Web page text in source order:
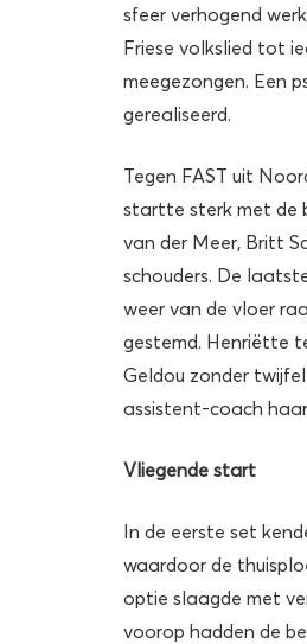
sfeer verhogend
Friese volkslied tot
meegezongen. Een
gerealiseerd.
Tegen FAST uit
startte sterk met de
van der Meer, Britt
schouders. De
weer van de vloer
gestemd. Henriëtte
Geldou zonder
assistent-coach
Vliegende start
In de eerste set
waardoor de
optie slaagde met
voorop hadden de